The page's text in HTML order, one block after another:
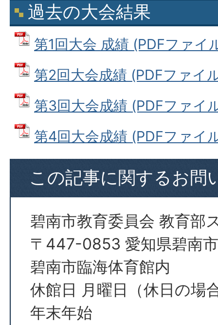
過去の大会結果
第1回大会 成績 (PDFファイ
第2回大会成績 (PDFファイ
第3回大会成績 (PDFファイ
第4回大会成績 (PDFファイ
この記事に関するお問
碧南市教育委員会 教育部
〒447-0853 愛知県碧南
碧南市臨海体育館内
休館日 月曜日（休日の場
年末年始